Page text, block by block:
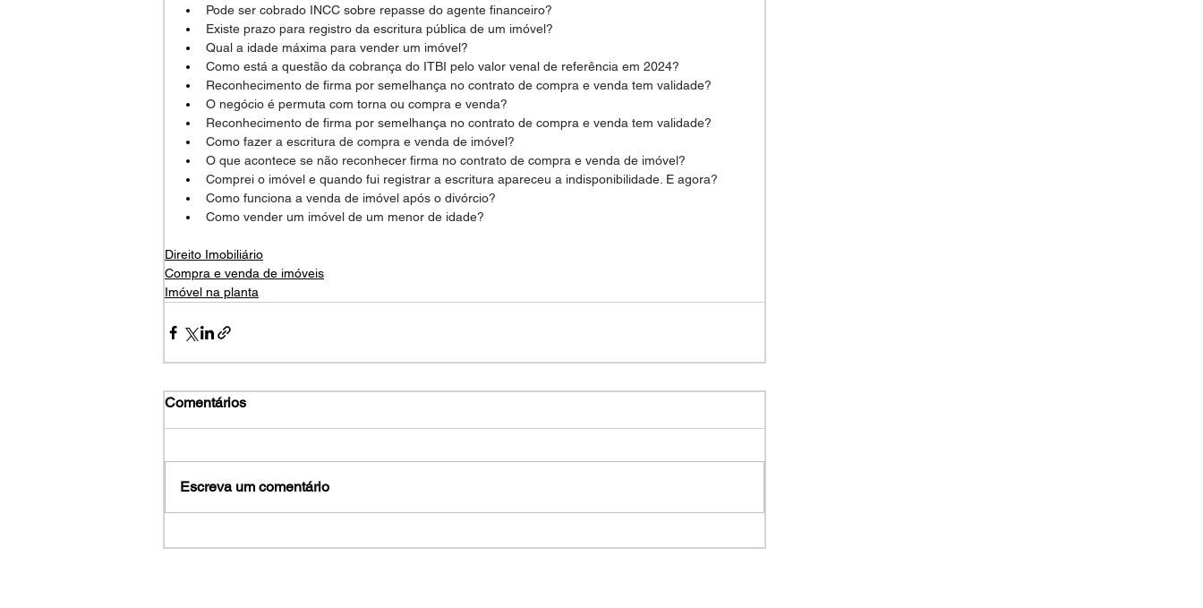
Pode ser cobrado INCC sobre repasse do agente financeiro?
Existe prazo para registro da escritura pública de um imóvel?
Qual a idade máxima para vender um imóvel?
Como está a questão da cobrança do ITBI pelo valor venal de referência em 2024?
Reconhecimento de firma por semelhança no contrato de compra e venda tem validade?
O negócio é permuta com torna ou compra e venda?
Reconhecimento de firma por semelhança no contrato de compra e venda tem validade?
Como fazer a escritura de compra e venda de imóvel?
O que acontece se não reconhecer firma no contrato de compra e venda de imóvel?
Comprei o imóvel e quando fui registrar a escritura apareceu a indisponibilidade. E agora?
Como funciona a venda de imóvel após o divórcio?
Como vender um imóvel de um menor de idade?
Direito Imobiliário
Compra e venda de imóveis
Imóvel na planta
Comentários
Escreva um comentário